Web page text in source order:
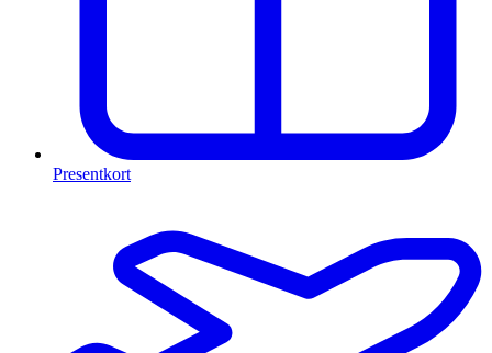
Presentkort